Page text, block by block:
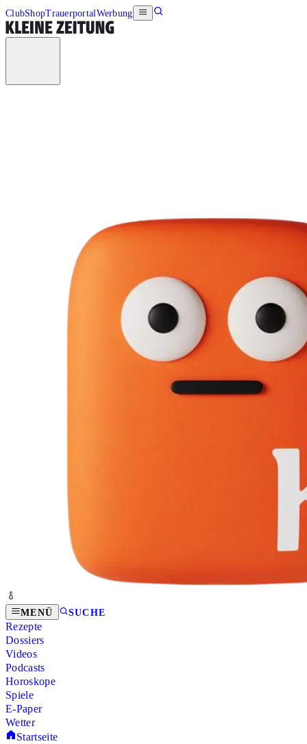
ClubShopTrauerportalWerbung
MENÜ SUCHE
Rezepte
Dossiers
Videos
Podcasts
Horoskope
Spiele
E-Paper
Wetter
Startseite